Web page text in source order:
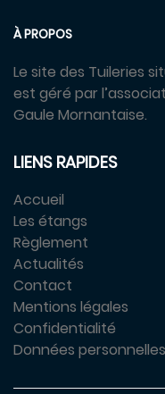
À PROPOS
Le site des Tuileries
est géré par
Gaule Mornantaise.
LIENS RAPIDES
Accueil
Les étangs
Règlement
Actualités
Contact
Mentions légales
Confidentialité
Données personnelles